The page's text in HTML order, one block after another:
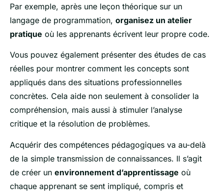
Par exemple, après une leçon théorique sur un
langage de programmation, organisez un atelier
pratique où les apprenants écrivent leur propre code.
Vous pouvez également présenter des études de cas
réelles pour montrer comment les concepts sont
appliqués dans des situations professionnelles
concrètes. Cela aide non seulement à consolider la
compréhension, mais aussi à stimuler l’analyse
critique et la résolution de problèmes.
Acquérir des compétences pédagogiques va au-delà
de la simple transmission de connaissances. Il s’agit
de créer un environnement d’apprentissage où
chaque apprenant se sent impliqué, compris et